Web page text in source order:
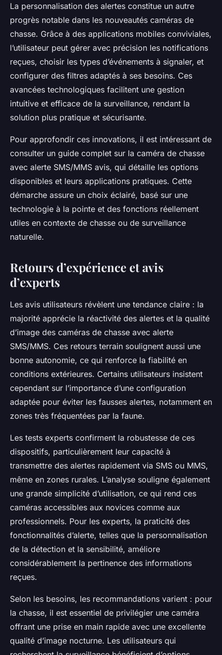
La personnalisation des alertes constitue un autre
progrès notable dans les nouveautés caméras de
chasse. Grâce à des applications mobiles conviviales,
l’utilisateur peut gérer avec précision les notifications
reçues, choisir les types d’événements à signaler, et
configurer des filtres adaptés à ses besoins. Ces
avancées technologiques facilitent une gestion
intuitive et efficace de la surveillance, rendant la
solution plus pratique et sécurisante.
Pour approfondir ces innovations, il est intéressant de
consulter un guide complet sur la caméra de chasse
avec alerte SMS/MMS avis, qui détaille les options
disponibles et leurs applications pratiques. Cette
démarche assure un choix éclairé, basé sur une
technologie à la pointe et des fonctions réellement
utiles en contexte de chasse ou de surveillance
naturelle.
Retours d’expérience et avis
d’experts
Les avis utilisateurs révèlent une tendance claire : la
majorité apprécie la réactivité des alertes et la qualité
d’image des caméras de chasse avec alerte
SMS/MMS. Ces retours terrain soulignent aussi une
bonne autonomie, ce qui renforce la fiabilité en
conditions extérieures. Certains utilisateurs insistent
cependant sur l’importance d’une configuration
adaptée pour éviter les fausses alertes, notamment en
zones très fréquentées par la faune.
Les tests experts confirment la robustesse de ces
dispositifs, particulièrement leur capacité à
transmettre des alertes rapidement via SMS ou MMS,
même en zones rurales. L’analyse souligne également
une grande simplicité d’utilisation, ce qui rend ces
caméras accessibles aux novices comme aux
professionnels. Pour les experts, la praticité des
fonctionnalités d’alerte, telles que la personnalisation
de la détection et la sensibilité, améliore
considérablement la pertinence des informations
reçues.
Selon les besoins, les recommandations varient : pour
la chasse, il est essentiel de privilégier une caméra
offrant une prise en main rapide avec une excellente
qualité d’image nocturne. Les utilisateurs qui